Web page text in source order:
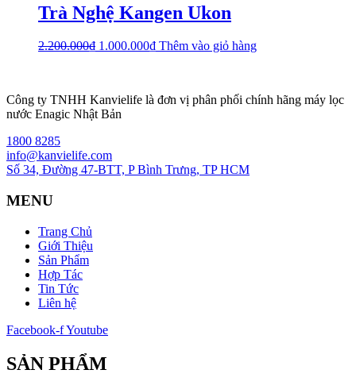
Trà Nghệ Kangen Ukon
2.200.000₫ Giá
1.000.000₫Giá
1.000.000₫.
Thêm vào giỏ hàng
Công ty TNHH Kanvielife là đơn vị phân phối chính hãng máy lọc
nước Enagic Nhật Bản
1800 8285
info@kanvielife.com
Số 34, Đường 47-BTT, P Bình Trưng, TP HCM
MENU
Trang Chủ
Giới Thiệu
Sản Phẩm
Hợp Tác
Tin Tức
Liên hệ
Facebook-fYoutube
SẢN PHẨM